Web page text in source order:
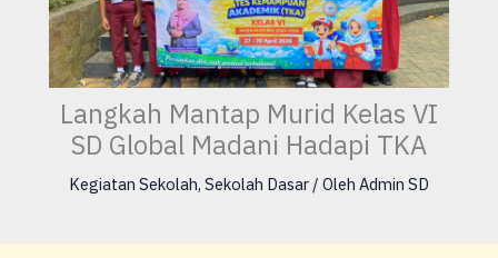
Langkah Mantap Murid Kelas VI
SD Global Madani Hadapi TKA
Kegiatan Sekolah, Sekolah Dasar / Oleh Admin SD